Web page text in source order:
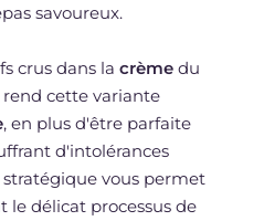
savoureux.
crus dans la crèmedu
cette variante
, en plus d'être parfaite
d'intolérances
vous permet
délicat processus de